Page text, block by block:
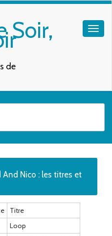
Soir,
de
Nico : les titres et
Titre
Loop